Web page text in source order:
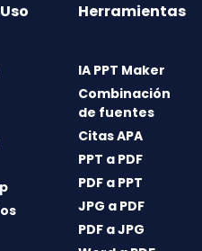
Herramientas
IA PPT Maker
Combinación
de fuentes
Citas APA
PPT a PDF
PDF a PPT
JPG a PDF
PDF a JPG